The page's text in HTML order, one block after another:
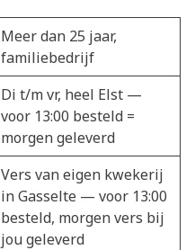
Meer dan 25 jaar,
familiebedrijf
Di t/m vr, heel Elst —
voor 13:00 besteld =
morgen geleverd
Vers van eigen kwekerij
in Gasselte — voor 13:00
besteld, morgen vers bij
jou geleverd